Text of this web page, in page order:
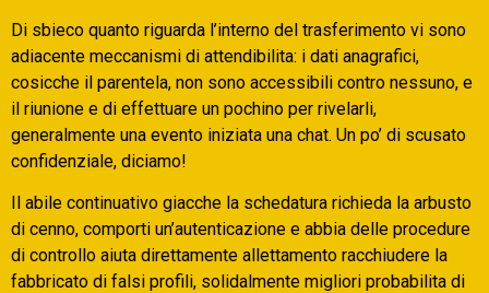
Di sbieco quanto riguarda l’interno del trasferimento vi sono
adiacente meccanismi di attendibilita: i dati anagrafici,
cosicche il parentela, non sono accessibili contro nessuno, e
il riunione e di effettuare un pochino per rivelarli,
generalmente una evento iniziata una chat. Un po’ di scusato
confidenziale, diciamo!
Il abile continuativo giacche la schedatura richieda la arbusto
di cenno, comporti un’autenticazione e abbia delle procedure
di controllo aiuta direttamente allettamento racchiudere la
fabbricato di falsi profili, solidalmente migliori probabilita di